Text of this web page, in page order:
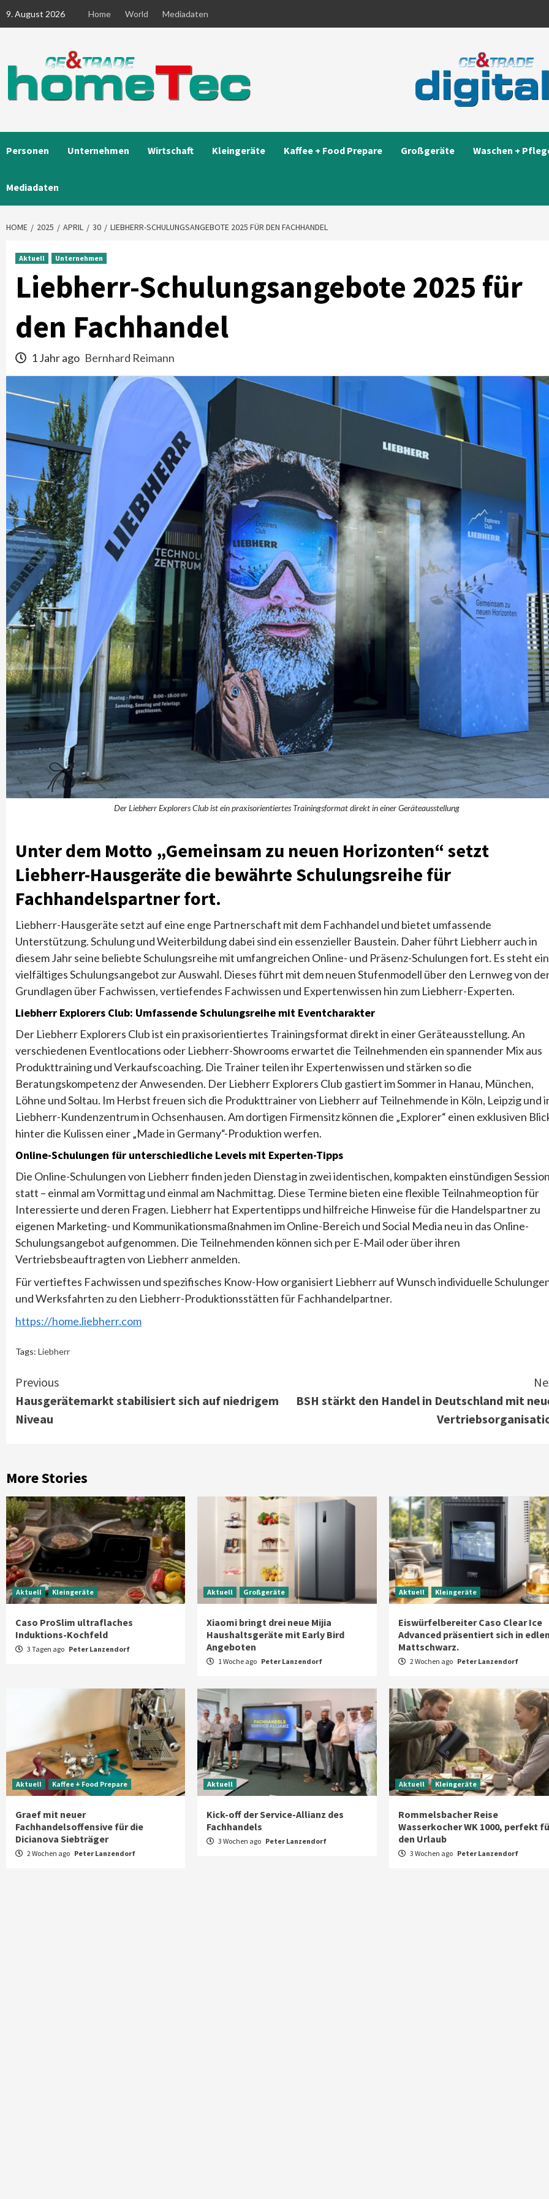
9. August 2026 Home World Mediadaten
Personen Unternehmen Wirtschaft Kleingeräte Kaffee + Food Prepare Großgeräte Waschen +
Mediadaten
HOME 2025 APRIL 30 LIEBHERR-SCHULUNGSANGEBOTE 2025 FÜR DEN FACHHANDEL
Aktuell Unternehmen
Liebherr-Schulungsangebote 2025 für
den Fachhandel
1 Jahr ago Bernhard Reimann
Der Liebherr Explorers Club ist ein praxisorientiertes Trainingsformat direkt in einer Geräteausstellung
Unter dem Motto „Gemeinsam zu neuen Horizonten“ setzt
Liebherr-Hausgeräte die bewährte Schulungsreihe für
Fachhandelspartner fort.
Liebherr-Hausgeräte setzt auf eine enge Partnerschaft mit dem Fachhandel und bietet umfassende
Unterstützung. Schulung und Weiterbildung dabei sind ein essenzieller Baustein. Daher führt Liebherr auch in
diesem Jahr seine beliebte Schulungsreihe mit umfangreichen Online- und Präsenz-Schulungen fort. Es steht ein
vielfältiges Schulungsangebot zur Auswahl. Dieses führt mit dem neuen Stufenmodell über den Lernweg von
Grundlagen über Fachwissen, vertiefendes Fachwissen und Expertenwissen hin zum Liebherr-Experten.
Liebherr Explorers Club: Umfassende Schulungsreihe mit Eventcharakter
Der Liebherr Explorers Club ist ein praxisorientiertes Trainingsformat direkt in einer Geräteausstellung. An
verschiedenen Eventlocations oder Liebherr-Showrooms erwartet die Teilnehmenden ein spannender Mix aus
Produkttraining und Verkaufscoaching. Die Trainer teilen ihr Expertenwissen und stärken so die
Beratungskompetenz der Anwesenden. Der Liebherr Explorers Club gastiert im Sommer in Hanau, München,
Löhne und Soltau. Im Herbst freuen sich die Produkttrainer von Liebherr auf Teilnehmende in Köln, Leipzig und
Liebherr-Kundenzentrum in Ochsenhausen. Am dortigen Firmensitz können die „Explorer“ einen exklusiven
hinter die Kulissen einer „Made in Germany“-Produktion werfen.
Online-Schulungen für unterschiedliche Levels mit Experten-Tipps
Die Online-Schulungen von Liebherr finden jeden Dienstag in zwei identischen, kompakten einstündigen
statt – einmal am Vormittag und einmal am Nachmittag. Diese Termine bieten eine flexible Teilnahmeoption für
Interessierte und deren Fragen. Liebherr hat Expertentipps und hilfreiche Hinweise für die Handelspartner zu
eigenen Marketing- und Kommunikationsmaßnahmen im Online-Bereich und Social Media neu in das Online-
Schulungsangebot aufgenommen. Die Teilnehmenden können sich per E-Mail oder über ihren
Vertriebsbeauftragten von Liebherr anmelden.
Für vertieftes Fachwissen und spezifisches Know-How organisiert Liebherr auf Wunsch individuelle
und Werksfahrten zu den Liebherr-Produktionsstätten für Fachhandelpartner.
https://home.liebherr.com
Tags: Liebherr
Continue
Reading
Previous
Hausgerätemarkt stabilisiert sich auf niedrigem
Niveau
BSH stärkt den Handel in Deutschland mit
More Stories
Aktuell Kleingeräte
Caso ProSlim ultraflaches
Induktions-Kochfeld
3 Tagen ago Peter Lanzendorf
Aktuell Großgeräte
Xiaomi bringt drei neue Mijia
Haushaltsgeräte mit Early Bird
Angeboten
1 Woche ago Peter Lanzendorf
Aktuell Kleingeräte
Eiswürfelbereiter Caso Clear Ice
Advanced präsentiert sich in
Mattschwarz.
2 Wochen ago Peter Lanzendorf
Aktuell Kaffee + Food Prepare
Graef mit neuer
Fachhandelsoffensive für die
Dicianova Siebträger
2 Wochen ago Peter Lanzendorf
Aktuell
Kick-off der Service-Allianz des
Fachhandels
3 Wochen ago Peter Lanzendorf
Aktuell Kleingeräte
Rommelsbacher Reise
Wasserkocher WK 1000, perfekt
den Urlaub
3 Wochen ago Peter Lanzendorf